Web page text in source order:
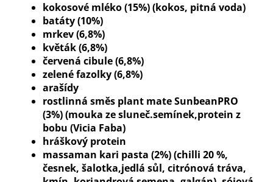
kokosové mléko (15%) (kokos, pitná voda)
batáty (10%)
mrkev (6,8%)
květák (6,8%)
červená cibule (6,8%)
zelené fazolky (6,8%)
arašídy
rostlinná směs plant mate SunbeanPRO
(3%) (mouka ze sluneč.semínek,protein z
bobu (Vicia Faba)
hráškový protein
massaman kari pasta (2%) (chilli 20 %,
česnek, šalotka,jedlá sůl, citrónová tráva,